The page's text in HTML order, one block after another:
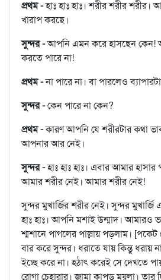
প্রথম -হাঃ হাঃ হাঃ। শরীর শরীর
খারাপ করছে।
সুন্দর -আপনি এমন করে হাসছেন কেন!
করতে পারে না!
প্রথম -না পারে না। বা পারলেও ব্যাপারটা
সুন্দর -কেন পারে না কেন?
প্রথম -কারণ আপনি যে শরীরটার কথা
আপনার আর নেই।
সুন্দর -হাঃ হাঃ হাঃ। এবার আমার হাসার
আমার শরীর নেই। আমার শরীর নেই!
সুন্দর মুখার্জির শরীর নেই। সুন্দর
হাঃ হাঃ। আপনি মশাই উন্মাদ। আমারও
শ্মশানে পাগলের পাল্লায় পড়লাম।
বার করে সুন্দর। ধরাতে যায় কিন্তু ধরায়
ইচ্ছে করে না। হঠাৎ করেই সে দেখতে
রোগা চেহারার। জামা কাপড় ময়লা।